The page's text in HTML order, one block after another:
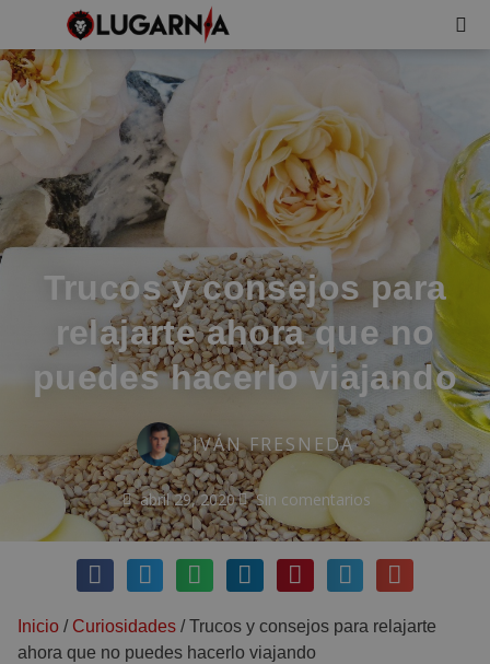
Trucos y consejos para
relajarte ahora que no
puedes hacerlo viajando
IVÁN FRESNEDA
abril 29, 2020 Sin comentarios
Inicio / Curiosidades /Trucos y consejos para relajarte
ahora que no puedes hacerlo viajando